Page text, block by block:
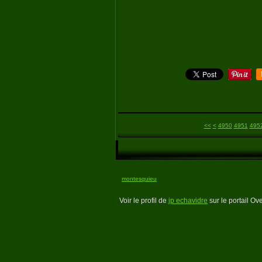
<< < 4900
4910
4920
4930
4940
4950 4951
montesquieu
Voir le profil de jp echavidre sur le portail